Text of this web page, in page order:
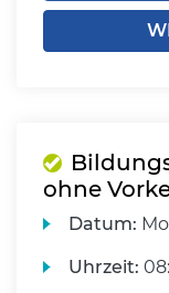
ohne
Datum:
Uhrzeit: